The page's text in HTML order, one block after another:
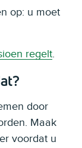
op: u moet
regelt.
door
Maak
voordat u